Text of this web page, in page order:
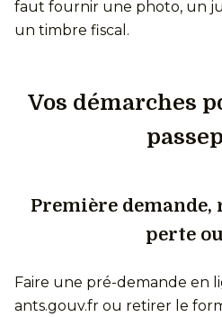
faut fournir une photo, un
un timbre fiscal.
Vos démarches
Première
perte
Faire une pré-demande en
ants.gouv.fr ou retirer le